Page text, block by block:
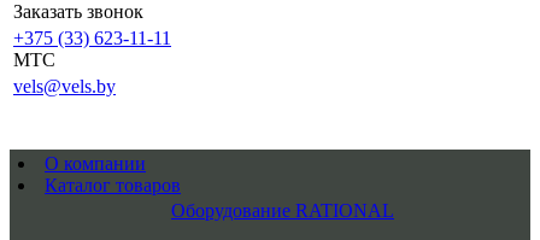
Заказать звонок
+375 (33) 623-11-11
MTC
vels@vels.by
О компании
Каталог товаров
Оборудование RATIONAL